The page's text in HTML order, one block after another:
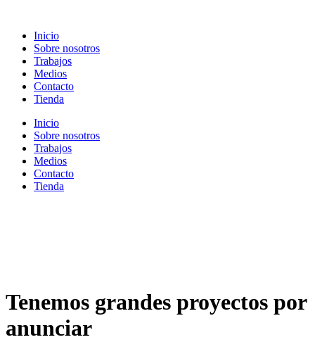
contenido
Inicio
Sobre nosotros
Trabajos
Medios
Contacto
Tienda
Inicio
Sobre nosotros
Trabajos
Medios
Contacto
Tienda
Tenemos grandes proyectos por
anunciar